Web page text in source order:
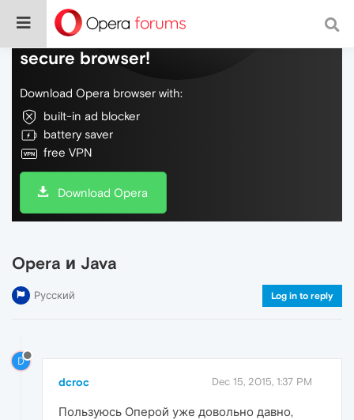
Do more on the web, with a fast and
secure browser!
Download Opera browser with:
built-in ad blocker
battery saver
free VPN
Download Opera
Opera и Java
Русский Log in to reply
D
dcroc Dec 15, 2015, 1:37 PM
Пользуюсь Оперой уже довольно давно,